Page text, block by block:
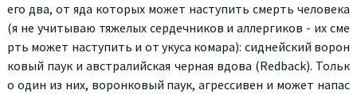
его два, от яда которых может наступить смерть человека
(я не учитываю тяжелых сердечников и аллергиков - их сме
рть может наступить и от укуса комара): сиднейский ворон
ковый паук и австралийская черная вдова (Redback). Тольк
о один из них, воронковый паук, агрессивен и может напас